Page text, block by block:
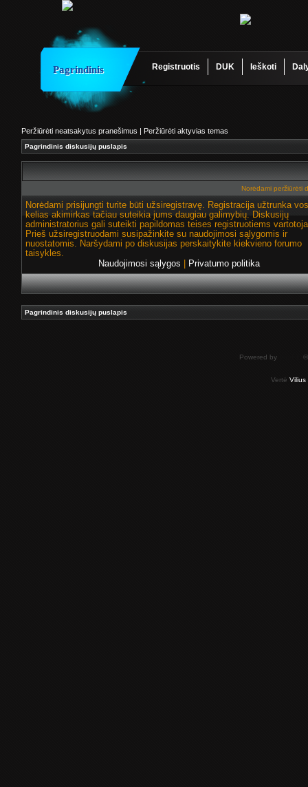
Pagrindinis Registruotis DUK Ieškoti
Peržiūrėti neatsakytus pranešimus | Peržiūrėti aktyvias temas
Pagrindinis diskusijų puslapis
Norėdami peržiūrėti
Norėdami prisijungti turite būti užsiregistravę. Registracija užtrunka vos
kelias akimirkas tačiau suteikia jums daugiau galimybių. Diskusijų
administratorius gali suteikti papildomas teises registruotiems
Prieš užsiregistruodami susipažinkite su naudojimosi sąlygomis ir
nuostatomis. Naršydami po diskusijas perskaitykite kiekvieno forumo
taisykles.
Naudojimosi sąlygos
Privatumo politika
Pagrindinis diskusijų puslapis
Powered by
Vertė Vilius